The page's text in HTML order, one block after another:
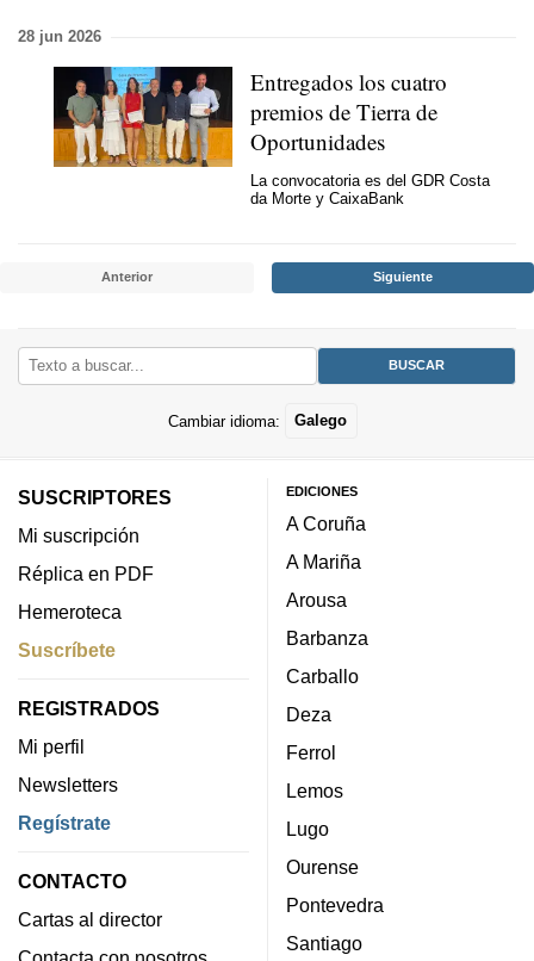
28 jun 2026
Entregados los cuatro
premios de Tierra de
Oportunidades
La convocatoria es del GDR Costa
da Morte y CaixaBank
Anterior Siguiente
Cambiar idioma: Galego
SUSCRIPTORES
Mi suscripción
Réplica en PDF
Hemeroteca
Suscríbete
REGISTRADOS
Mi perfil
Newsletters
Regístrate
CONTACTO
Cartas al director
EDICIONES
A Coruña
A Mariña
Arousa
Barbanza
Carballo
Deza
Ferrol
Lemos
Lugo
Ourense
Pontevedra
Santiago